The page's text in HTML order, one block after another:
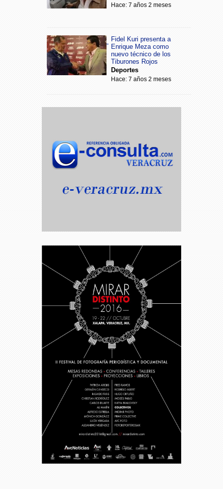
Hace: 7 años 2 meses
Fidel Kuri presenta a
Enrique Meza como
nuevo técnico de los
Tiburones Rojos
Deportes
Hace: 7 años 2 meses